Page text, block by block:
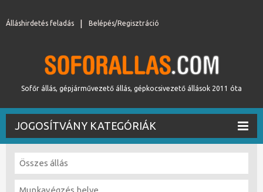
Belépés/Regisztráció
Álláshirdetés feladás
Sofőr állás, gépjárművezető állás, gépkocsivezető állások 2011 óta
JOGOSÍTVÁNY KATEGÓRIÁK